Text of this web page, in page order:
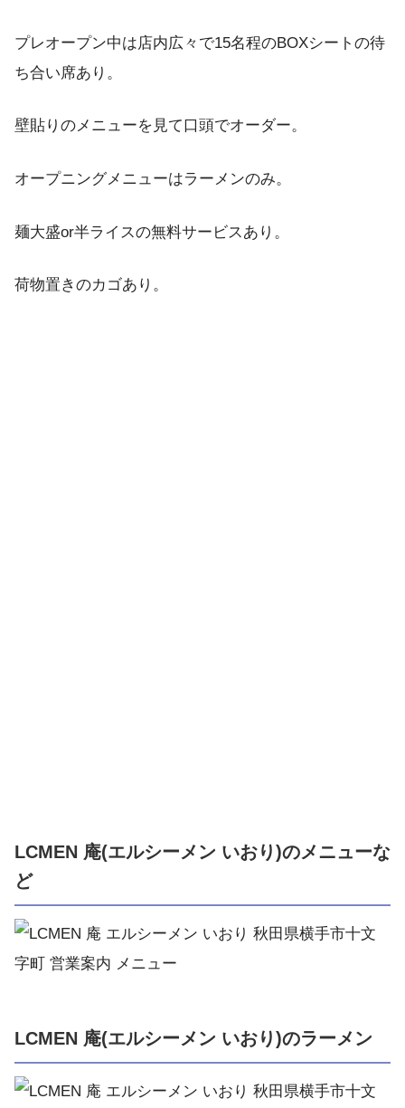
プレオープン中は店内広々で15名程のBOXシートの待
ち合い席あり。
壁貼りのメニューを見て口頭でオーダー。
オープニングメニューはラーメンのみ。
麺大盛or半ライスの無料サービスあり。
荷物置きのカゴあり。
LCMEN 庵(エルシーメン いおり)のメニューな
ど
LCMEN 庵(エルシーメン いおり)のラーメン